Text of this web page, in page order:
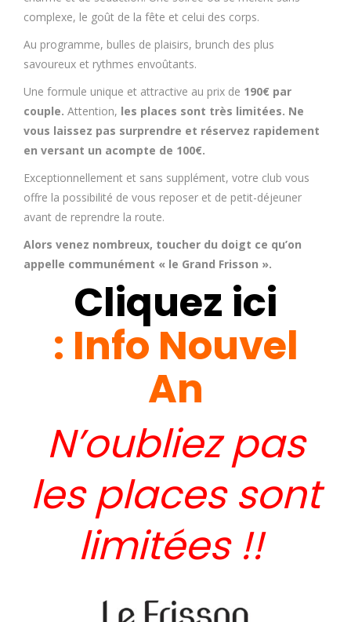
complexe, le goût de la fête et celui des corps.
Au programme, bulles de plaisirs, brunch des plus
savoureux et rythmes envoûtants.
Une formule unique et attractive au prix de 190€ par
couple. Attention, les places sont très limitées. Ne
vous laissez pas surprendre et réservez rapidement
en versant un acompte de 100€.
Exceptionnellement et sans supplément, votre club vous
offre la possibilité de vous reposer et de petit-déjeuner
avant de reprendre la route.
Alors venez nombreux, toucher du doigt ce qu’on
appelle communément « le Grand Frisson ».
Cliquez ici
: Info Nouvel
An
N’oubliez pas
les places sont
limitées !!